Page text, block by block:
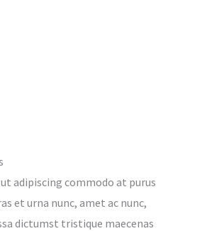
adipiscing commodo at purus
et urna nunc, amet ac nunc,
dictumst tristique maecenas